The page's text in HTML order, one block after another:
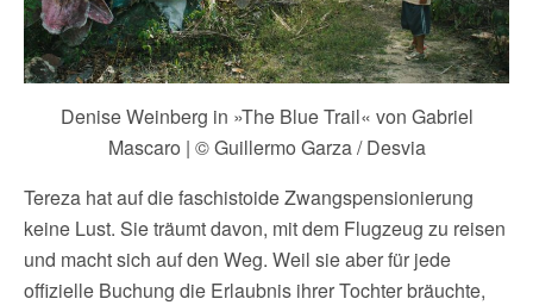
Denise Weinberg in »The Blue Trail« von Gabriel
Mascaro | © Guillermo Garza / Desvia
Tereza hat auf die faschistoide Zwangspensionierung
keine Lust. Sie träumt davon, mit dem Flugzeug zu reisen
und macht sich auf den Weg. Weil sie aber für jede
offizielle Buchung die Erlaubnis ihrer Tochter bräuchte,